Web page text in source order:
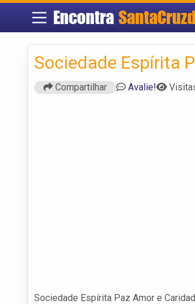
Encontra
Sociedade Espírita
Compartilhar Avalie!
Sociedade Espírita Paz Amor e